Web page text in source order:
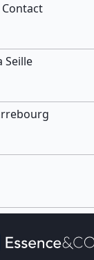
Seille